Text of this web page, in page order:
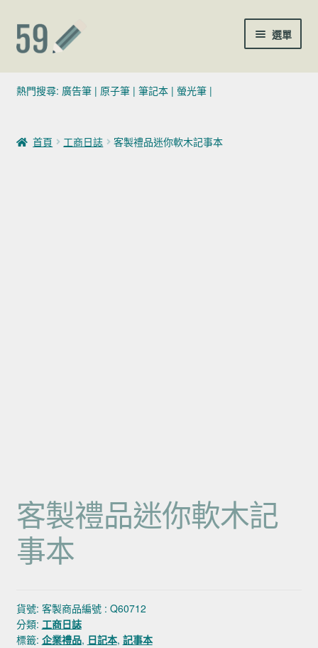
跳至導覽列
跳至主要內容 選單
(02)7729-4140
聯絡我們
熱門搜尋: 廣告筆| 原子筆| 筆記本| 螢光筆|
首頁 工商日誌 客製禮品迷你軟木記事本
客製禮品迷你軟木記
事本
貨號: 客製商品編號 : Q60712
分類: 工商日誌
標籤: 企業禮品, 日記本, 記事本